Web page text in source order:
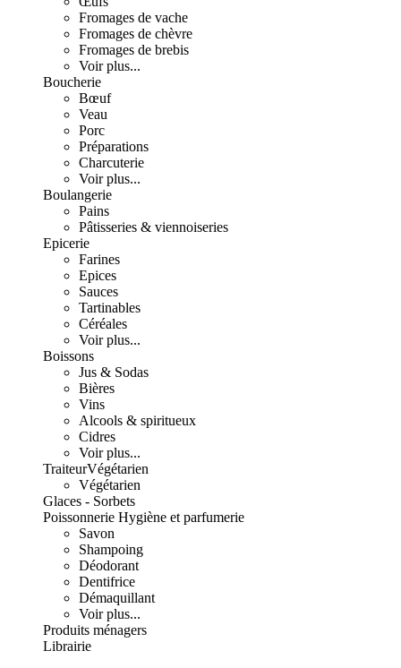
Fromages de vache
Fromages de chèvre
Fromages de brebis
Voir plus...
Boucherie
Bœuf
Veau
Porc
Préparations
Charcuterie
Voir plus...
Boulangerie
Pains
Pâtisseries & viennoiseries
Epicerie
Farines
Epices
Sauces
Tartinables
Céréales
Voir plus...
Boissons
Jus & Sodas
Bières
Vins
Alcools & spiritueux
Cidres
Voir plus...
TraiteurVégétarien
Végétarien
Glaces - Sorbets
Poissonnerie Hygiène et parfumerie
Savon
Shampoing
Déodorant
Dentifrice
Démaquillant
Voir plus...
Produits ménagers
Librairie